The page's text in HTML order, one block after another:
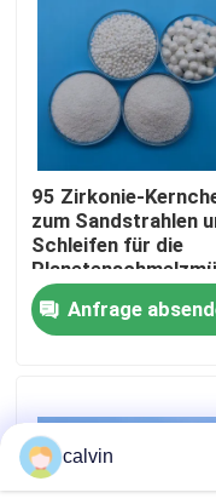
Fabrik Tour
Qualitätskontrolle
Kontakt
Referenzen
Keramische
Keramisches
Keramisches
95 Zirkonie-
zum Sandstrahlen
Schleifen für die
Anfrage
calvin